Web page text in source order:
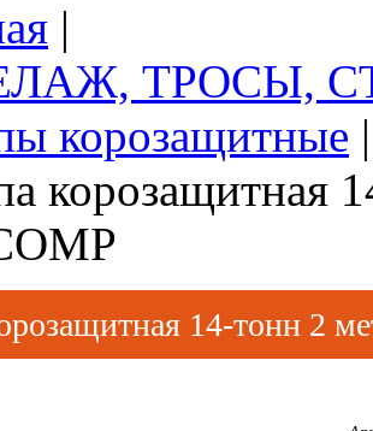
|
ТРОСЫ,
корозащитные |
корозащитная
14-тонн 2